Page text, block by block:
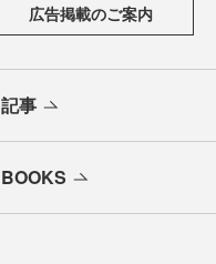
広告掲載のご案内
記事
BOOKS